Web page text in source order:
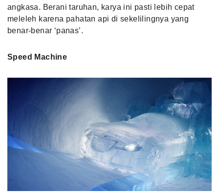
angkasa. Berani taruhan, karya ini pasti lebih cepat
meleleh karena pahatan api di sekelilingnya yang
benar-benar ‘panas’.
Speed Machine